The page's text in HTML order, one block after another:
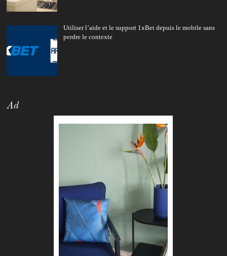
Utiliser l’aide et le support 1xBet depuis le mobile sans
perdre le contexte
Ad